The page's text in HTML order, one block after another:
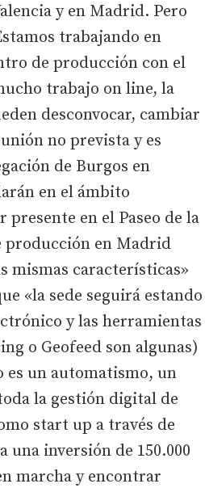
y en Madrid. Pero
trabajando en
de producción con el
trabajo on line, la
desconvocar, cambiar
no prevista y es
de Burgos en
en el ámbito
en el Paseo de la
producción en Madrid
mismas características»
«la sede seguirá estando
y las herramientas
o Geofeed son algunas)
es un automatismo, un
la gestión digital de
start up a través de
una inversión de 150.000
marcha y encontrar